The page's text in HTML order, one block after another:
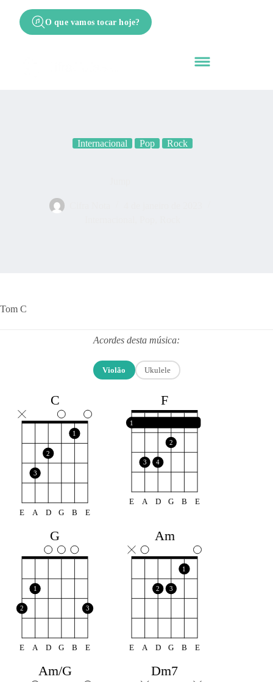
O que vamos tocar hoje?
Internacional Pop Rock
Tom C
Acordes desta música:
Violão Ukulele
C
3
2
1
E A D G B E
F
1
3 4
2
E A D G B E
G
2
1
3
E A D G B E
Am
2 3
1
E A D G B E
Am/G Dm7